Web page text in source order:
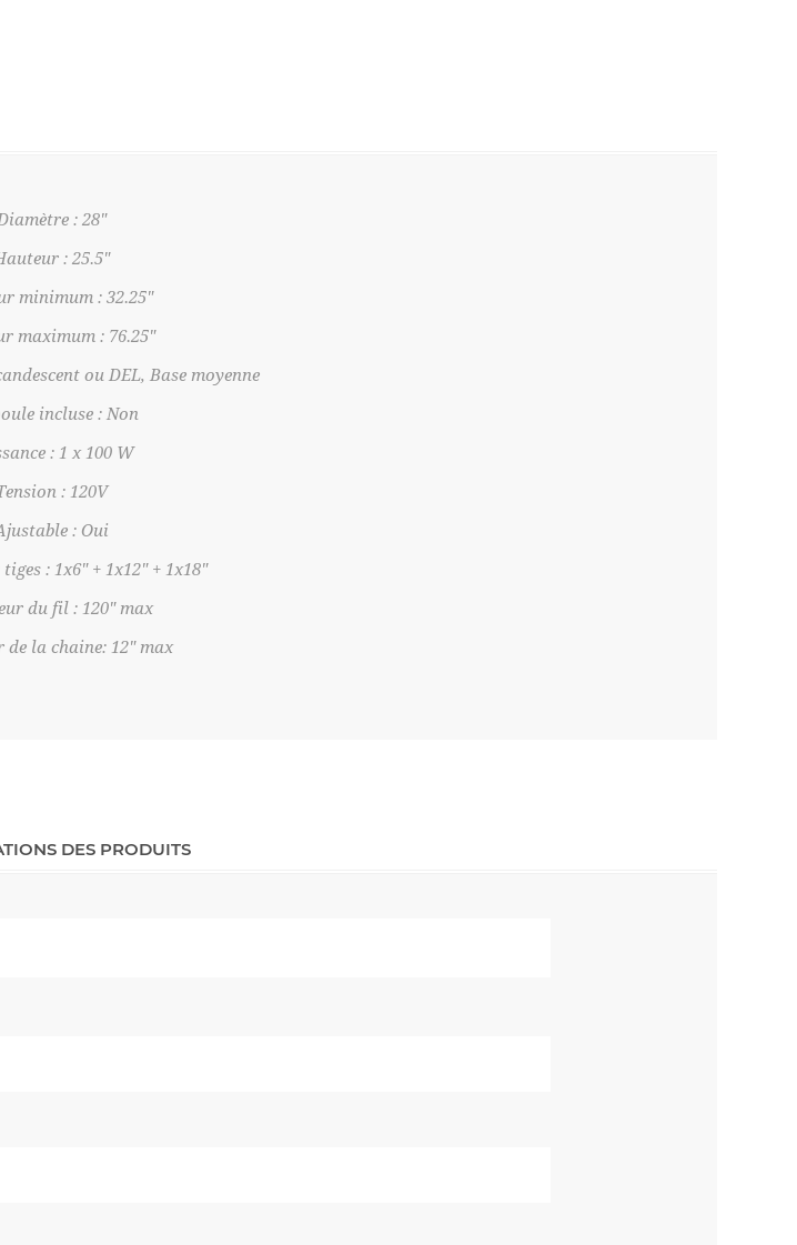
: 28"
: 25.5"
minimum : 32.25"
maximum : 76.25"
ou DEL, Base moyenne
incluse : Non
: 1 x 100 W
: 120V
: Oui
: 1x6" + 1x12" + 1x18"
du fil : 120" max
de la chaine: 12" max
DES PRODUITS